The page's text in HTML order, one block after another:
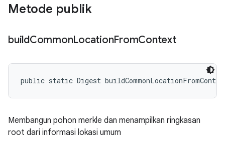
Metode publik
buildCommonLocationFromContext
public static Digest
Membangun pohon merkle dan menampilkan ringkasan
root dari informasi lokasi umum